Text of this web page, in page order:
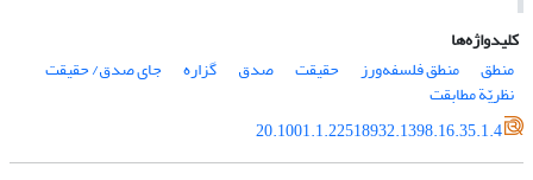
کلیدواژه‌ها
منطق
منطق فلسفه‌ورز حقیقت صدق گزاره جای صدق/ حقیقت
نظریّة مطابقت
20.1001.1.22518932.1398.16.35.1.4